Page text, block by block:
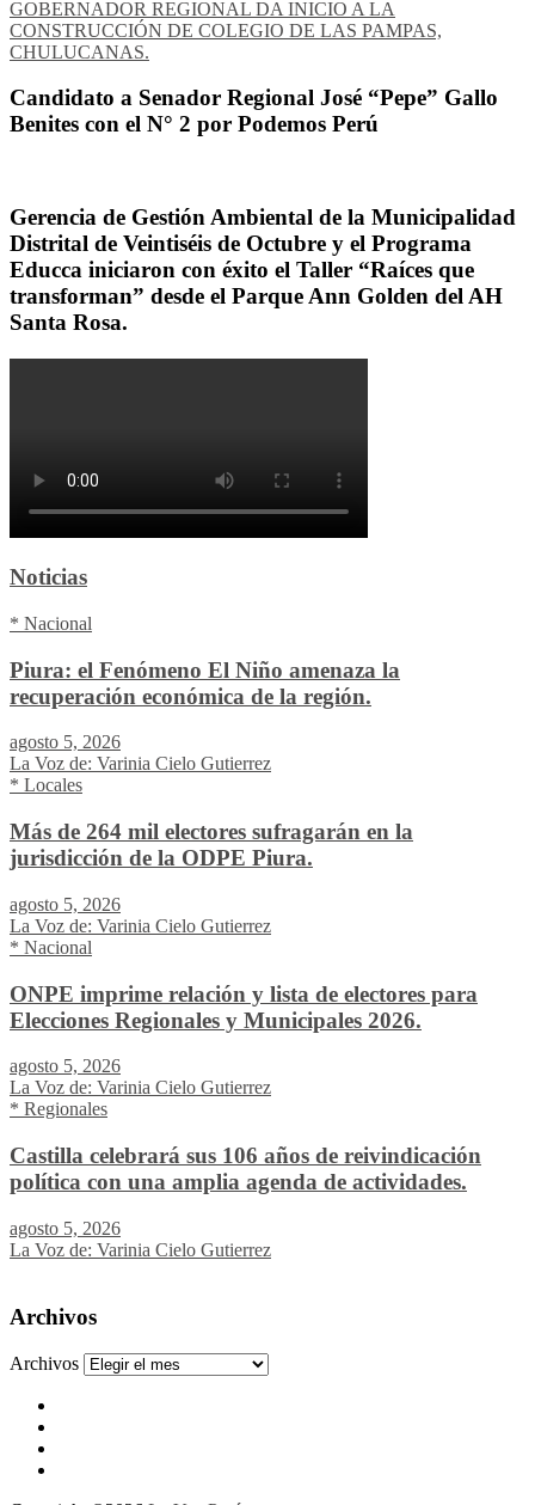
GOBERNADOR REGIONAL DA INICIO A LA
CONSTRUCCIÓN DE COLEGIO DE LAS PAMPAS,
CHULUCANAS.
Candidato a Senador Regional José “Pepe” Gallo
Benites con el N° 2 por Podemos Perú
Gerencia de Gestión Ambiental de la Municipalidad
Distrital de Veintiséis de Octubre y el Programa
Educca iniciaron con éxito el Taller “Raíces que
transforman” desde el Parque Ann Golden del AH
Santa Rosa.
Noticias
* Nacional
Piura: el Fenómeno El Niño amenaza la
recuperación económica de la región.
agosto 5, 2026
La Voz de: Varinia Cielo Gutierrez
* Locales
Más de 264 mil electores sufragarán en la
jurisdicción de la ODPE Piura.
agosto 5, 2026
La Voz de: Varinia Cielo Gutierrez
* Nacional
ONPE imprime relación y lista de electores para
Elecciones Regionales y Municipales 2026.
agosto 5, 2026
La Voz de: Varinia Cielo Gutierrez
* Regionales
Castilla celebrará sus 106 años de reivindicación
política con una amplia agenda de actividades.
agosto 5, 2026
La Voz de: Varinia Cielo Gutierrez
Archivos
Archivos